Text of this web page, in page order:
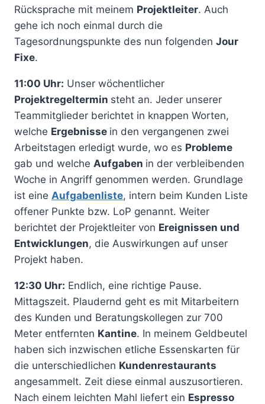
Rücksprache mit meinem Projektleiter. Auch
gehe ich noch einmal durch die
Tagesordnungspunkte des nun folgenden Jour
Fixe.
11:00 Uhr: Unser wöchentlicher
Projektregeltermin steht an. Jeder unserer
Teammitglieder berichtet in knappen Worten,
welche Ergebnisse in den vergangenen zwei
Arbeitstagen erledigt wurde, wo es Probleme
gab und welche Aufgaben in der verbleibenden
Woche in Angriff genommen werden. Grundlage
ist eine Aufgabenliste, intern beim Kunden Liste
offener Punkte bzw. LoP genannt. Weiter
berichtet der Projektleiter von Ereignissen und
Entwicklungen, die Auswirkungen auf unser
Projekt haben.
12:30 Uhr: Endlich, eine richtige Pause.
Mittagszeit. Plaudernd geht es mit Mitarbeitern
des Kunden und Beratungskollegen zur 700
Meter entfernten Kantine. In meinem Geldbeutel
haben sich inzwischen etliche Essenskarten für
die unterschiedlichen Kundenrestaurants
angesammelt. Zeit diese einmal auszusortieren.
Nach einem leichten Mahl liefert ein Espresso